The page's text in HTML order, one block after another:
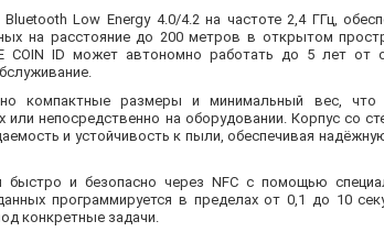
Low Energy 4.0/4.2 на частоте 2,4 ГГц,
на расстояние до 200 метров в открытом
COIN ID может автономно работать до 5 лет от
компактные размеры и минимальный вес, что
или непосредственно на оборудовании. Корпус со
и устойчивость к пыли, обеспечивая
быстро и безопасно через NFC с помощью
программируется в пределах от 0,1 до 10
конкретные задачи.